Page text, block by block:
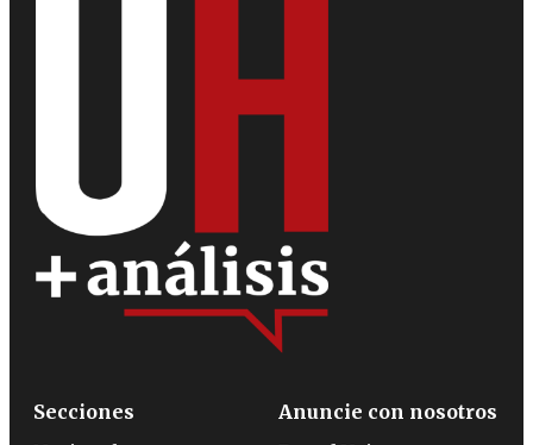
Secciones
Anuncie con nosotros